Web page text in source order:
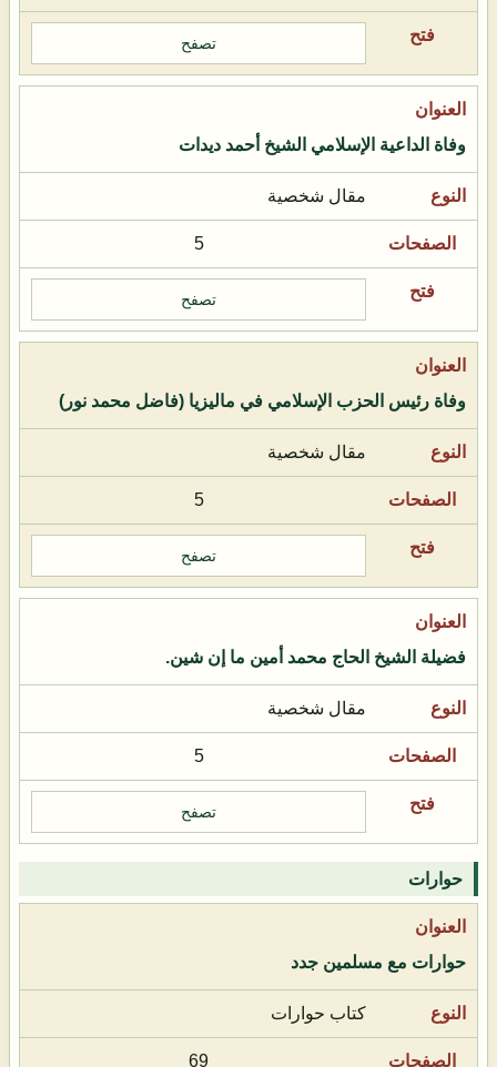
تصفح
وفاة الداعية الإسلامي الشيخ أحمد ديدات
مقال شخصية
5
تصفح
وفاة رئيس الحزب الإسلامي في ماليزيا (فاضل محمد نور)
مقال شخصية
5
تصفح
فضيلة الشيخ الحاج محمد أمين ما إن شين.
مقال شخصية
5
تصفح
حوارات
حوارات مع مسلمين جدد
كتاب حوارات
69